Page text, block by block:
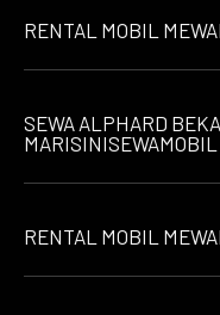
RENTAL MOBIL
SEWA ALPHARD
MARISINISEWAMOBIL
RENTAL MOBIL